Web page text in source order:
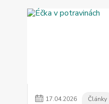
17.04.2026 Články